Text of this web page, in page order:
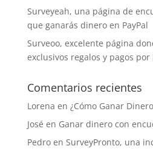
Surveyeah, una página de
que ganarás dinero en PayPal
Surveoo, excelente página
exclusivos regalos y pagos por
Comentarios recientes
Lorena en ¿Cómo Ganar
José en Ganar dinero con
Pedroen SurveyPronto, una